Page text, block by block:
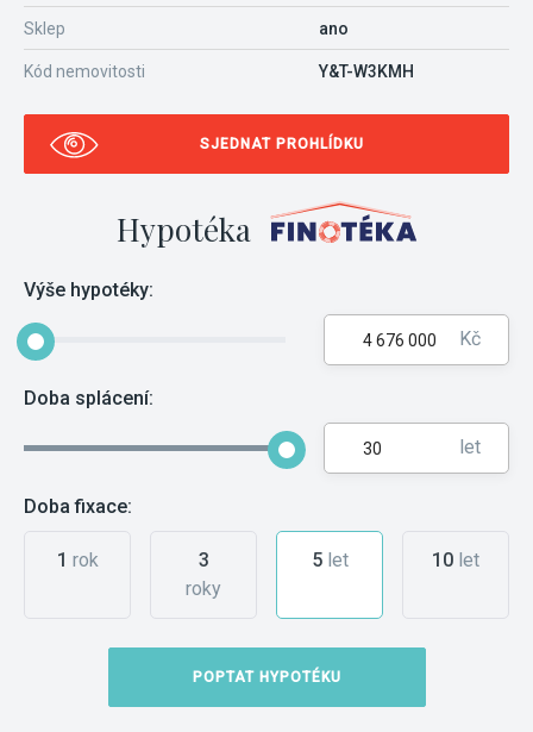
Sklep ano
Kód nemovitosti Y&T-W3KMH
SJEDNAT PROHLÍDKU
Hypotéka
Výše hypotéky:
Kč
Doba splácení:
let
Doba fixace:
1 rok
3
roky
5let 10 let
POPTAT HYPOTÉKU